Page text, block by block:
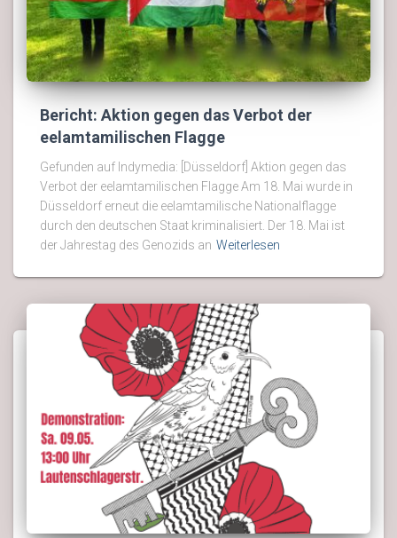
Bericht: Aktion gegen das Verbot der
eelamtamilischen Flagge
Gefunden auf Indymedia: [Düsseldorf] Aktion gegen das
Verbot der eelamtamilischen Flagge Am 18. Mai wurde in
Düsseldorf erneut die eelamtamilische Nationalflagge
durch den deutschen Staat kriminalisiert. Der 18. Mai ist
der Jahrestag des Genozids an Weiterlesen